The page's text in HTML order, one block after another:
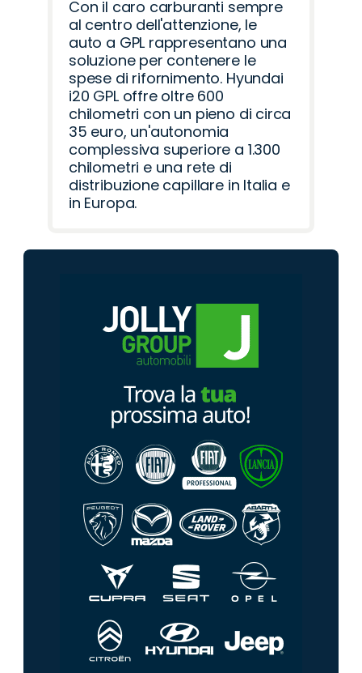
Con il caro carburanti sempre
al centro dell'attenzione, le
auto a GPL rappresentano una
soluzione per contenere le
spese di rifornimento. Hyundai
i20 GPL offre oltre 600
chilometri con un pieno di circa
35 euro, un'autonomia
complessiva superiore a 1.300
chilometri e una rete di
distribuzione capillare in Italia e
in Europa.